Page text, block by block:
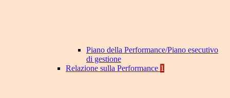
Piano della Performance/Piano esecutivo
di gestione
Relazione sulla Performance 1